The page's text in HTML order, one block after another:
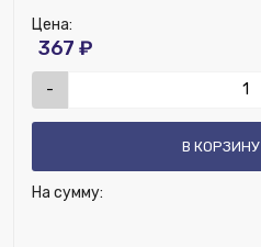
Цена:
367 ₽
-
В КОРЗИНУ
На сумму: